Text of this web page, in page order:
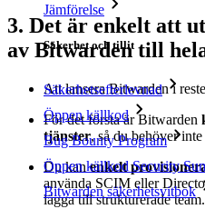
Jämförelse
Säkerhet och tillit
Säkerhetsefterlevnad
Öppen källkod
Bug Bounty Program
Öppen källkod Security
Bitwarden säkerhetsvitbok
3. Det är enkelt att
av Bitwarden till
Att lansera Bitwarden i
För det första är Bitwarden
tjänster, så du behöver
Du kanenkelt
använda SCIM eller
lägga till strukturerade team.